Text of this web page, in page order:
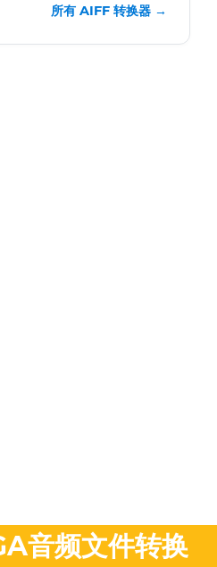
所有 AIFF 转换器 →
音频文件转换